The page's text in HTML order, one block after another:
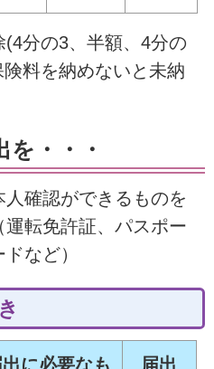
分の3、半額、4分の
料を納めないと未納
・・・
確認ができるものを
転免許証、パスポー
など）
出に必要なも 届出